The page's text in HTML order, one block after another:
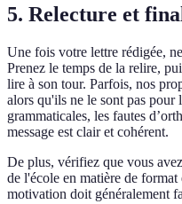
5. Relecture et
Une fois votre lettre rédigée,
Prenez le temps de la relire,
lire à son tour. Parfois, nos
alors qu'ils ne le sont pas pour
grammaticales, les fautes
message est clair et cohérent.
De plus, vérifiez que vous
de l'école en matière de
motivation doit généralement